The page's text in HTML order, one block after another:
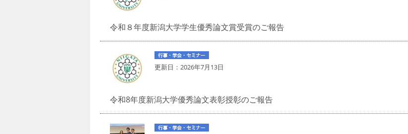
令和８年度新潟大学学生優秀論文賞受賞のご報告
更新日： 2026年7月13日
令和8年度新潟大学優秀論文表彰授彰のご報告